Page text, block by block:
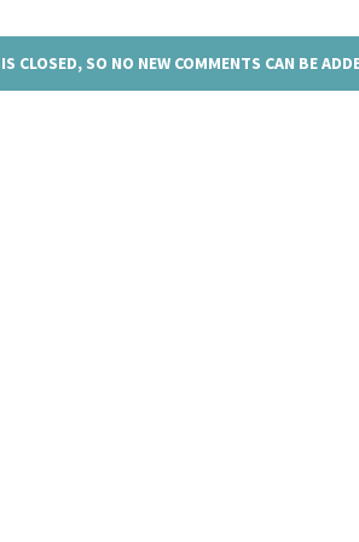
CLOSED, SO NO NEW COMMENTS CAN BE